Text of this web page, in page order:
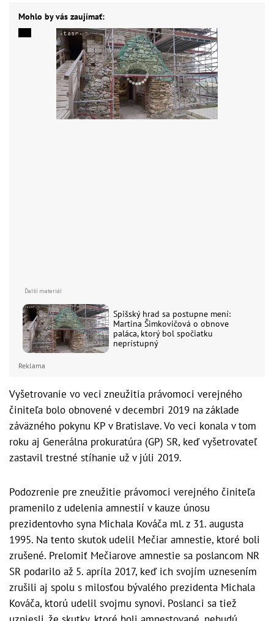
Mohlo by vás zaujímať:
Spišský hrad sa postupne mení:
Martina Šimkovičová o obnove
paláca, ktorý bol spočiatku
neprístupný
Reklama
Vyšetrovanie vo veci zneužitia právomoci verejného
činiteľa bolo obnovené v decembri 2019 na základe
záväzného pokynu KP v Bratislave. Vo veci konala v tom
roku aj Generálna prokuratúra (GP) SR, keď vyšetrovateľ
zastavil trestné stíhanie už v júli 2019.
Podozrenie pre zneužitie právomoci verejného činiteľa
pramenilo z udelenia amnestií v kauze únosu
prezidentovho syna Michala Kováča ml. z 31. augusta
1995. Na tento skutok udelil Mečiar amnestie, ktoré boli
zrušené. Prelomiť Mečiarove amnestie sa poslancom NR
SR podarilo až 5. apríla 2017, keď ich svojím uznesením
zrušili aj spolu s milosťou bývalého prezidenta Michala
Kováča, ktorú udelil svojmu synovi. Poslanci sa tiež